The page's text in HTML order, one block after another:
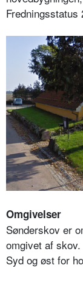
Fredningsstatus
Omgivelser
Sønderskov er
omgivet af skov.
Syd og øst for